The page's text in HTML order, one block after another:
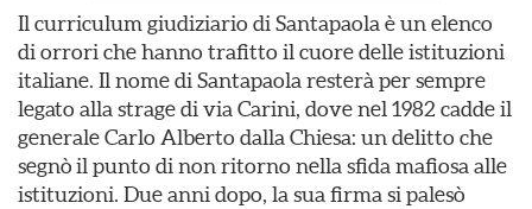
Il curriculum giudiziario di Santapaola è un elenco
di orrori che hanno trafitto il cuore delle istituzioni
italiane. Il nome di Santapaola resterà per sempre
legato alla strage di via Carini, dove nel 1982 cadde il
generale Carlo Alberto dalla Chiesa: un delitto che
segnò il punto di non ritorno nella sfida mafiosa alle
istituzioni. Due anni dopo, la sua firma si palesò